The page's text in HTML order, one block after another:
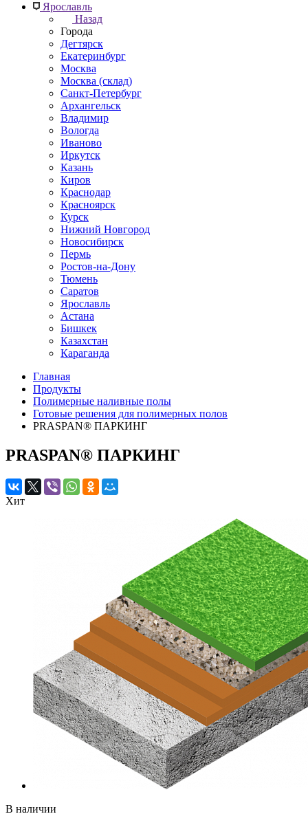
Ярославль
Назад
Города
Дегтярск
Екатеринбург
Москва
Москва (склад)
Санкт-Петербург
Архангельск
Владимир
Вологда
Иваново
Иркутск
Казань
Киров
Краснодар
Красноярск
Курск
Нижний Новгород
Новосибирск
Пермь
Ростов-на-Дону
Тюмень
Саратов
Ярославль
Астана
Бишкек
Казахстан
Караганда
Главная
Продукты
Полимерные наливные полы
Готовые решения для полимерных полов
PRASPAN® ПАРКИНГ
PRASPAN® ПАРКИНГ
Хит
В наличии